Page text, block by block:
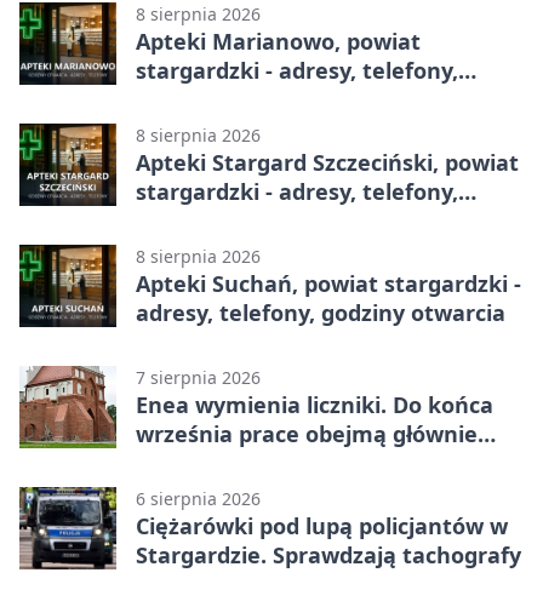
8 sierpnia 2026
Apteki Marianowo, powiat
stargardzki - adresy, telefony,
8 sierpnia 2026
Apteki Stargard Szczeciński, powiat
stargardzki - adresy, telefony,
8 sierpnia 2026
Apteki Suchań, powiat stargardzki -
adresy, telefony, godziny otwarcia
7 sierpnia 2026
Enea wymienia liczniki. Do końca
września prace obejmą głównie
6 sierpnia 2026
Ciężarówki pod lupą policjantów w
Stargardzie. Sprawdzają tachografy